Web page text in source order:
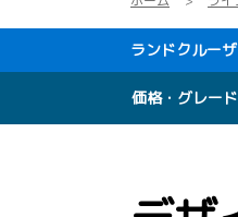
ランドクルーザ
価格・グレード